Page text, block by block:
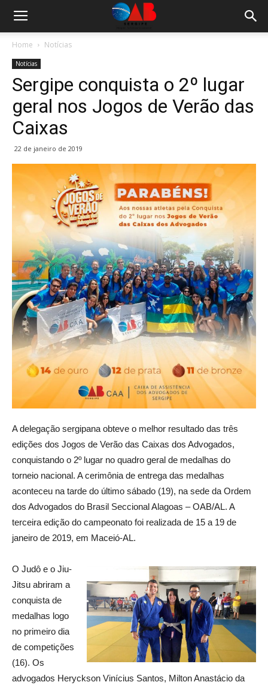
Home Notícias
Notícias
Sergipe conquista o 2º lugar
geral nos Jogos de Verão das
Caixas
22 de janeiro de 2019
A delegação sergipana obteve o melhor resultado das três
edições dos Jogos de Verão das Caixas dos Advogados,
conquistando o 2º lugar no quadro geral de medalhas do
torneio nacional. A cerimônia de entrega das medalhas
aconteceu na tarde do último sábado (19), na sede da Ordem
dos Advogados do Brasil Seccional Alagoas – OAB/AL. A
terceira edição do campeonato foi realizada de 15 a 19 de
janeiro de 2019, em Maceió-AL.
O Judô e o Jiu-
Jitsu abriram a
conquista de
medalhas logo
no primeiro dia
de competições
(16). Os
advogados Heryckson Vinícius Santos, Milton Anastácio da